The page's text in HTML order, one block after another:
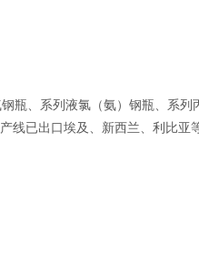
瓶、系列液氯（氨）钢瓶、系
线已出口埃及、新西兰、利比